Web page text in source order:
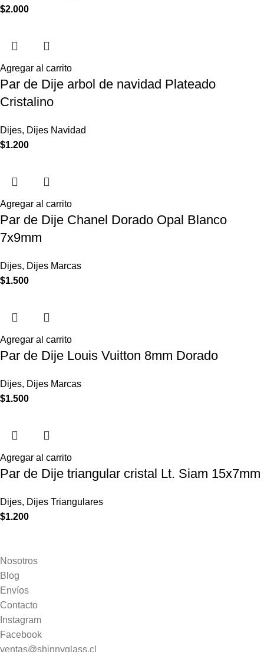
$2.000
Agregar al carrito
Par de Dije arbol de navidad Plateado
Cristalino
Dijes, Dijes Navidad
$1.200
Agregar al carrito
Par de Dije Chanel Dorado Opal Blanco
7x9mm
Dijes, Dijes Marcas
$1.500
Agregar al carrito
Par de Dije Louis Vuitton 8mm Dorado
Dijes, Dijes Marcas
$1.500
Agregar al carrito
Par de Dije triangular cristal Lt. Siam 15x7mm
Dijes, Dijes Triangulares
$1.200
Nosotros
Blog
Envíos
Contacto
Instagram
Facebook
ventas@shinnyglass.cl